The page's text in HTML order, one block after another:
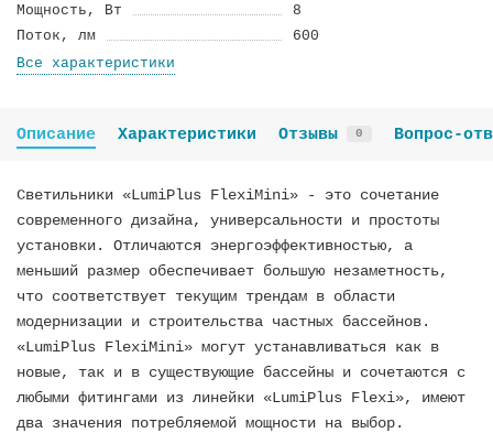
Мощность, Вт
8
Поток, лм
600
Все характеристики
Описание Характеристики Отзывы 0 Вопрос-
Светильники «LumiPlus FlexiMini» - это сочетание
современного дизайна, универсальности и простоты
установки. Отличаются энергоэффективностью, а
меньший размер обеспечивает большую незаметность,
что соответствует текущим трендам в области
модернизации и строительства частных бассейнов.
«LumiPlus FlexiMini» могут устанавливаться как в
новые, так и в существующие бассейны и сочетаются с
любыми фитингами из линейки «LumiPlus Flexi», имеют
два значения потребляемой мощности на выбор.